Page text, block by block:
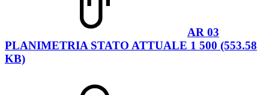
AR 03
PLANIMETRIA STATO ATTUALE 1 500 (553.58
KB)